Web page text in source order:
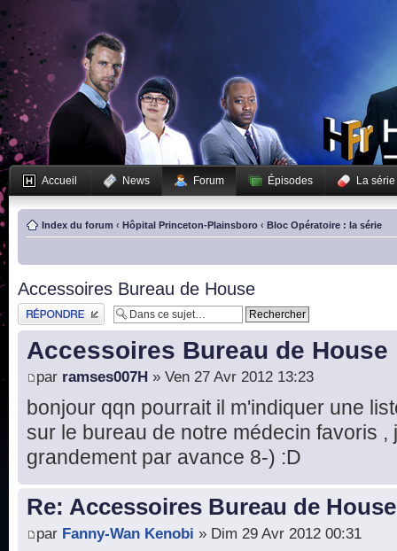
Accueil News Forum Épisodes La série
Index du forum ‹ Hôpital Princeton-Plainsboro ‹ Bloc Opératoire : la série
Accessoires Bureau de House
Publier une réponse
Accessoires Bureau de House
par ramses007H » Ven 27 Avr 2012 13:23
bonjour qqn pourrait il m'indiquer une
sur le bureau de notre médecin favoris ,
grandement par avance 8-) :D
Re: Accessoires Bureau de House
par Fanny-Wan Kenobi » Dim 29 Avr 2012 00:31